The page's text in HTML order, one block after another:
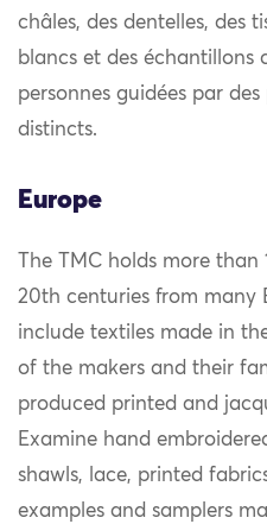
châles, des dentelles, des
blancs et des échantillons
personnes guidées par
distincts.
Europe
The TMC holds more
20th centuries from many
include textiles made in
of the makers and their
produced printed and
Examine hand
shawls, lace, printed
examples and samplers